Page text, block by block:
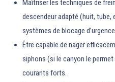
Maîtriser les techniques de
descendeur adapté (huit,
systèmes de blocage
Être capable de nager
siphons (si le canyon le
courants forts.